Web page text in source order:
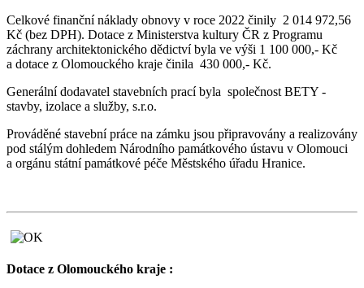
Celkové finanční náklady obnovy v roce 2022 činily 2 014 972,56
Kč (bez DPH). Dotace z Ministerstva kultury ČR z Programu
záchrany architektonického dědictví byla ve výši 1 100 000,- Kč
a dotace z Olomouckého kraje činila 430 000,- Kč.
Generální dodavatel stavebních prací byla společnost BETY -
stavby, izolace a služby, s.r.o.
Prováděné stavební práce na zámku jsou připravovány a realizovány
pod stálým dohledem Národního památkového ústavu v Olomouci
a orgánu státní památkové péče Městského úřadu Hranice.
Dotace z Olomouckého kraje :